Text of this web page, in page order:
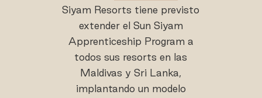
Siyam Resorts tiene previsto
extender el Sun Siyam
Apprenticeship Program a
todos sus resorts en las
Maldivas y Sri Lanka,
implantando un modelo